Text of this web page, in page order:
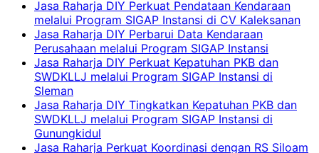
Jasa Raharja DIY Perkuat Pendataan Kendaraan
melalui Program SIGAP Instansi di CV Kaleksanan
Jasa Raharja DIY Perbarui Data Kendaraan
Perusahaan melalui Program SIGAP Instansi
Jasa Raharja DIY Perkuat Kepatuhan PKB dan
SWDKLLJ melalui Program SIGAP Instansi di
Sleman
Jasa Raharja DIY Tingkatkan Kepatuhan PKB dan
SWDKLLJ melalui Program SIGAP Instansi di
Gunungkidul
Jasa Raharja Perkuat Koordinasi dengan RS Siloam